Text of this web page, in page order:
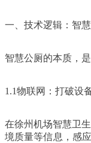
一、技术逻辑：智
智慧公厕的本质，
1.1物联网：打破设
在徐州机场智慧卫
境质量等信息，感